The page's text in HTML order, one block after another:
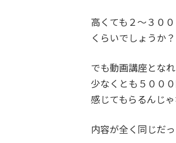
高くても２〜３０
くらいでしょうか？
でも動画講座とな
少なくとも５００
感じてもらるんじ
内容が全く同じだっ